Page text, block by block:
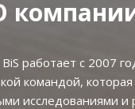
работает с 2007
командой, которая
исследованиями и